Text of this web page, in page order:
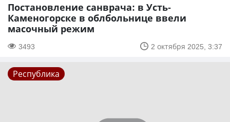
Постановление санврача: в Усть-
Каменогорске в облбольнице ввели
масочный режим
3493 2 октября 2025, 3:37
Республика